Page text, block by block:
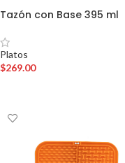
Tazón con Base 395 ml
Platos
$269.00